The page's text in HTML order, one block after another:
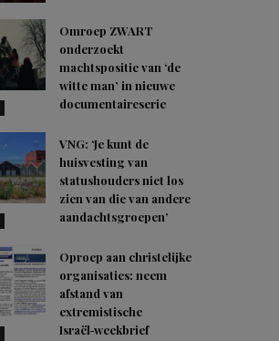
Omroep ZWART
onderzoekt
machtspositie van ‘de
witte man’ in nieuwe
documentaireserie
VNG: ‘Je kunt de
huisvesting van
statushouders niet los
zien van die van andere
aandachtsgroepen’
Oproep aan christelijke
organisaties: neem
afstand van
extremistische
Israël‑weekbrief